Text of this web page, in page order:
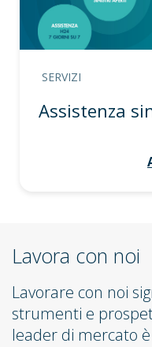
SERVIZI
Assistenza
Lavora con noi
Lavorare con noi
strumenti e
leader di mercato